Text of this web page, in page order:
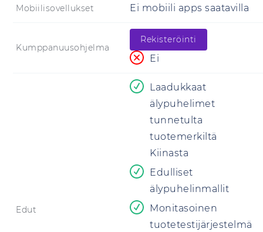
Mobiilisovellukset Ei mobiili apps saatavilla
Kumppanuusohjelma
Rekisteröinti
Ei
Edut
Laadukkaat
älypuhelimet
tunnetulta
tuotemerkiltä
Kiinasta
Edulliset
älypuhelinmallit
Monitasoinen
tuotetestijärjestelmä